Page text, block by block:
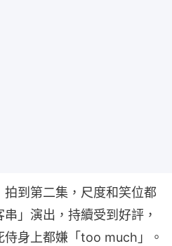
到第二集，尺度和笑位都
」演出，持續受到好評，
身上都嫌「too much」。